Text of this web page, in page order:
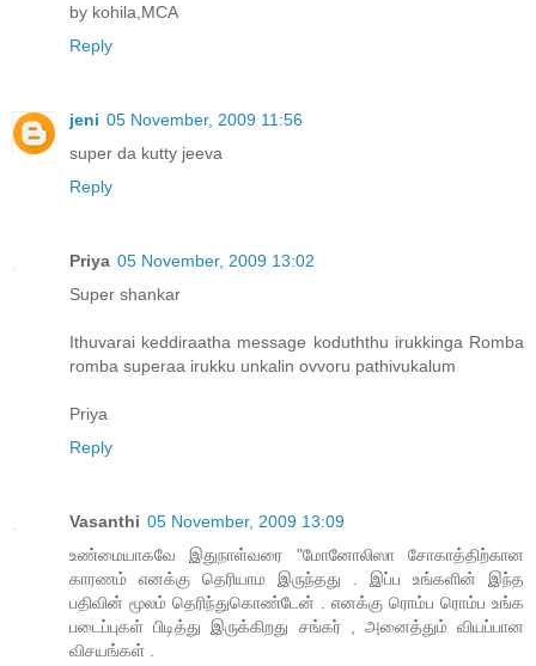
by kohila,MCA
Reply
jeni 05 November, 2009 11:56
super da kutty jeeva
Reply
Priya 05 November, 2009 13:02
Super shankar
Ithuvarai keddiraatha message koduththu irukkinga Romba
romba superaa irukku unkalin ovvoru pathivukalum
Priya
Reply
Vasanthi 05 November, 2009 13:09
உண்மையாகவே இதுநாள்வரை "மோனோலிஸா சோகாத்திற்கான
காரணம் எனக்கு தெரியாம இருந்தது . இப்ப உங்களின் இந்த
பதிவின் மூலம் தெரிந்துகொண்டேன் . எனக்கு ரொம்ப ரொம்ப உங்க
படைப்புகள் பிடித்து இருக்கிறது சங்கர் , அனைத்தும் வியப்பான
விசயங்கள் .